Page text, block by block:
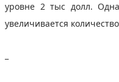
уровне 2 тыс долл.
увеличивается